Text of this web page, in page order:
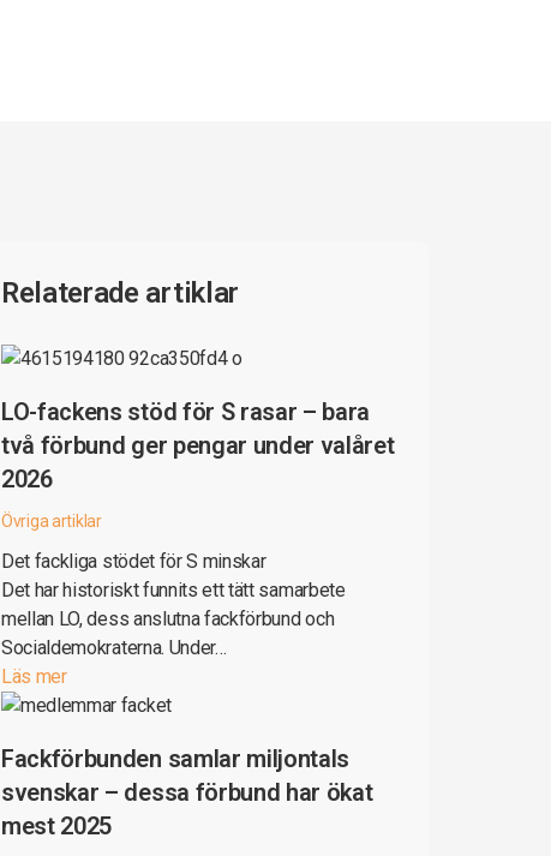
Relaterade artiklar
LO-fackens stöd för S rasar – bara
två förbund ger pengar under valåret
2026
Övriga artiklar
Det fackliga stödet för S minskar
Det har historiskt funnits ett tätt samarbete
mellan LO, dess anslutna fackförbund och
Socialdemokraterna. Under…
Läs mer
Fackförbunden samlar miljontals
svenskar – dessa förbund har ökat
mest 2025